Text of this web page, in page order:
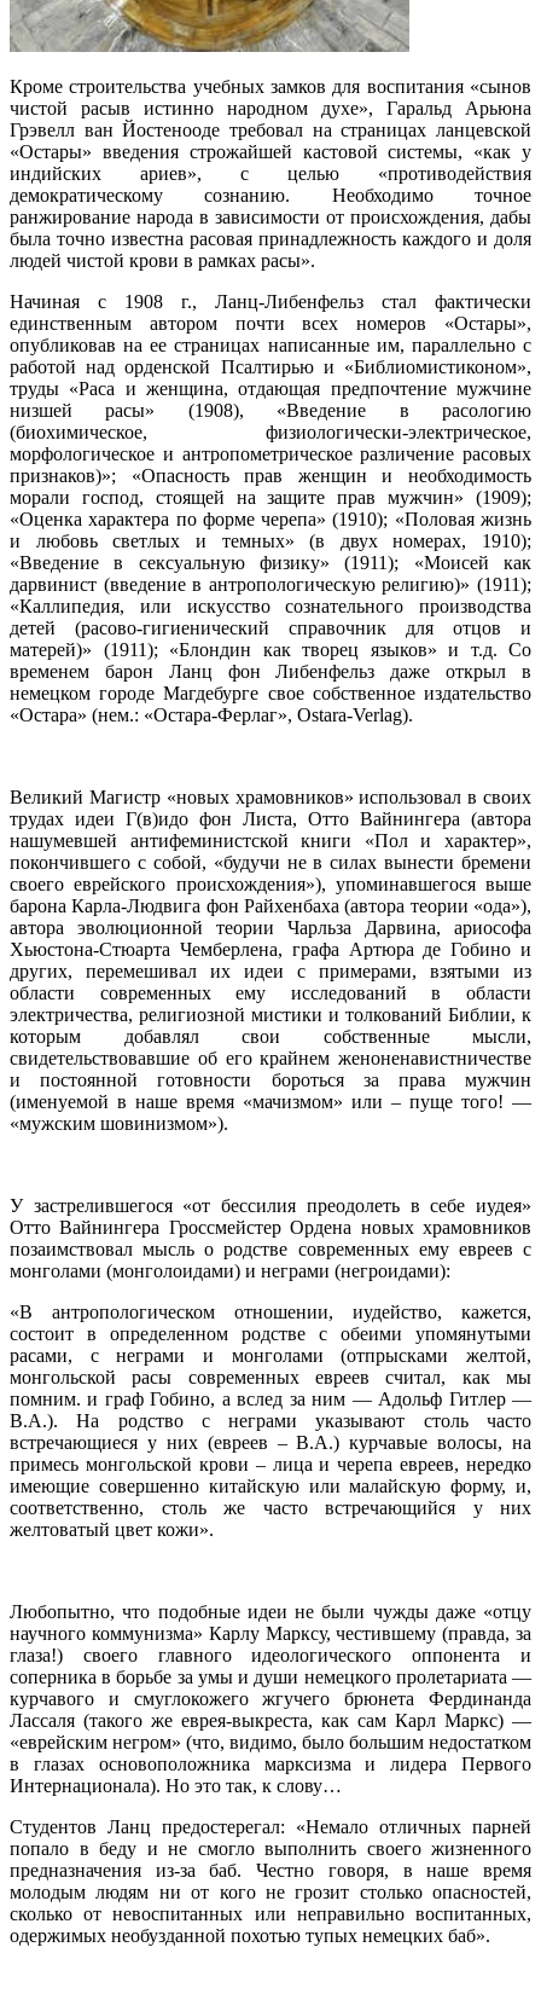
Кроме строительства учебных замков для воспитания «сынов
чистой расыв истинно народном духе», Гаральд Арьюна
Грэвелл ван Йостенооде требовал на страницах ланцевской
«Остары» введения строжайшей кастовой системы, «как у
индийских ариев», с целью «противодействия
демократическому сознанию. Необходимо точное
ранжирование народа в зависимости от происхождения, дабы
была точно известна расовая принадлежность каждого и доля
людей чистой крови в рамках расы».
Начиная с 1908 г., Ланц-Либенфельз стал фактически
единственным автором почти всех номеров «Остары»,
опубликовав на ее страницах написанные им, параллельно с
работой над орденской Псалтирью и «Библиомистиконом»,
труды «Раса и женщина, отдающая предпочтение мужчине
низшей расы» (1908), «Введение в расологию
(биохимическое, физиологически-электрическое,
морфологическое и антропометрическое различение расовых
признаков)»; «Опасность прав женщин и необходимость
морали господ, стоящей на защите прав мужчин» (1909);
«Оценка характера по форме черепа» (1910); «Половая жизнь
и любовь светлых и темных» (в двух номерах, 1910);
«Введение в сексуальную физику» (1911); «Моисей как
дарвинист (введение в антропологическую религию)» (1911);
«Каллипедия, или искусство сознательного производства
детей (расово-гигиенический справочник для отцов и
матерей)» (1911); «Блондин как творец языков» и т.д. Со
временем барон Ланц фон Либенфельз даже открыл в
немецком городе Магдебурге свое собственное издательство
«Остара» (нем.: «Остара-Ферлаг», Ostara-Verlag).
Великий Магистр «новых храмовников» использовал в своих
трудах идеи Г(в)идо фон Листа, Отто Вайнингера (автора
нашумевшей антифеминистской книги «Пол и характер»,
покончившего с собой, «будучи не в силах вынести бремени
своего еврейского происхождения»), упоминавшегося выше
барона Карла-Людвига фон Райхенбаха (автора теории «ода»),
автора эволюционной теории Чарльза Дарвина, ариософа
Хьюстона-Стюарта Чемберлена, графа Артюра де Гобино и
других, перемешивал их идеи с примерами, взятыми из
области современных ему исследований в области
электричества, религиозной мистики и толкований Библии, к
которым добавлял свои собственные мысли,
свидетельствовавшие об его крайнем женоненавистничестве
и постоянной готовности бороться за права мужчин
(именуемой в наше время «мачизмом» или – пуще того! —
«мужским шовинизмом»).
У застрелившегося «от бессилия преодолеть в себе иудея»
Отто Вайнингера Гроссмейстер Ордена новых храмовников
позаимствовал мысль о родстве современных ему евреев с
монголами (монголоидами) и неграми (негроидами):
«В антропологическом отношении, иудейство, кажется,
состоит в определенном родстве с обеими упомянутыми
расами, с неграми и монголами (отпрысками желтой,
монгольской расы современных евреев считал, как мы
помним. и граф Гобино, а вслед за ним — Адольф Гитлер —
В.А.). На родство с неграми указывают столь часто
встречающиеся у них (евреев – В.А.) курчавые волосы, на
примесь монгольской крови – лица и черепа евреев, нередко
имеющие совершенно китайскую или малайскую форму, и,
соответственно, столь же часто встречающийся у них
желтоватый цвет кожи».
Любопытно, что подобные идеи не были чужды даже «отцу
научного коммунизма» Карлу Марксу, честившему (правда, за
глаза!) своего главного идеологического оппонента и
соперника в борьбе за умы и души немецкого пролетариата —
курчавого и смуглокожего жгучего брюнета Фердинанда
Лассаля (такого же еврея-выкреста, как сам Карл Маркс) —
«еврейским негром» (что, видимо, было большим недостатком
в глазах основоположника марксизма и лидера Первого
Интернационала). Но это так, к слову…
Студентов Ланц предостерегал: «Немало отличных парней
попало в беду и не смогло выполнить своего жизненного
предназначения из-за баб. Честно говоря, в наше время
молодым людям ни от кого не грозит столько опасностей,
сколько от невоспитанных или неправильно воспитанных,
одержимых необузданной похотью тупых немецких баб».